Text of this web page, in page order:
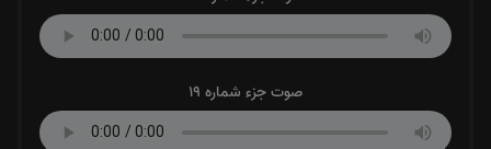
صوت جزء شماره 19